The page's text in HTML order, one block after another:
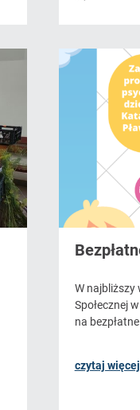
W najbliższy
Społecznej
na
czytaj więcej